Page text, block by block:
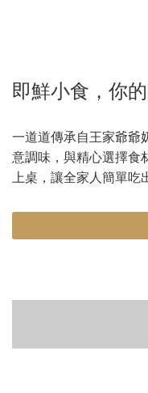
即鮮小食，你
一道道傳承自王家爺爺
意調味，與精心選擇食
上桌，讓全家人簡單吃